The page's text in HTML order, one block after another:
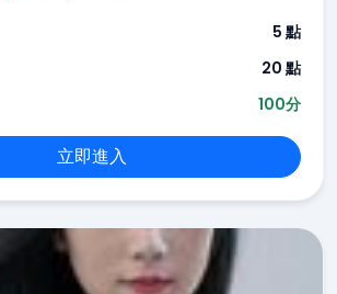
5 點
20 點
100分
立即進入